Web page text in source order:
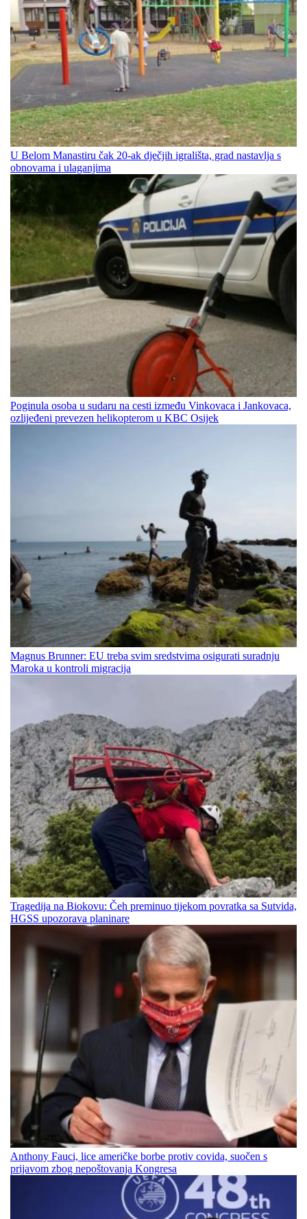
U Belom Manastiru čak 20-ak dječjih igrališta, grad nastavlja s
obnovama i ulaganjima
Poginula osoba u sudaru na cesti između Vinkovaca i Jankovaca,
ozlijeđeni prevezen helikopterom u KBC Osijek
Magnus Brunner: EU treba svim sredstvima osigurati suradnju
Maroka u kontroli migracija
Tragedija na Biokovu: Čeh preminuo tijekom povratka sa Sutvida,
HGSS upozorava planinare
Anthony Fauci, lice američke borbe protiv covida, suočen s
prijavom zbog nepoštovanja Kongresa